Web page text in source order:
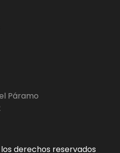
Páramo
derechos reservados